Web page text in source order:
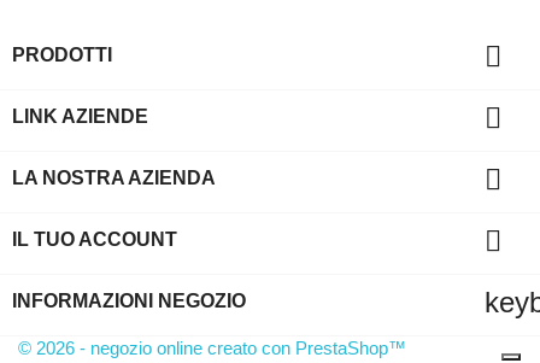
PRODOTTI 
LINK AZIENDE 
LA NOSTRA AZIENDA 
IL TUO ACCOUNT 
INFORMAZIONI NEGOZIO
© 2026 - negozio online creato con PrestaShop™